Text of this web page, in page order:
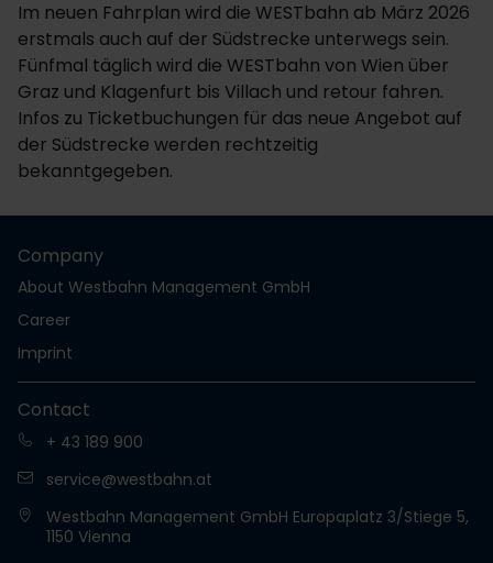
Im neuen Fahrplan wird die WESTbahn ab März 2026
erstmals auch auf der Südstrecke unterwegs sein.
Fünfmal täglich wird die WESTbahn von Wien über
Graz und Klagenfurt bis Villach und retour fahren.
Infos zu Ticketbuchungen für das neue Angebot auf
der Südstrecke werden rechtzeitig
bekanntgegeben.
Company
About Westbahn Management GmbH
Career
Imprint
Contact
+ 43 189 900
service@westbahn.at
Westbahn Management GmbH Europaplatz 3/Stiege 5,
1150 Vienna